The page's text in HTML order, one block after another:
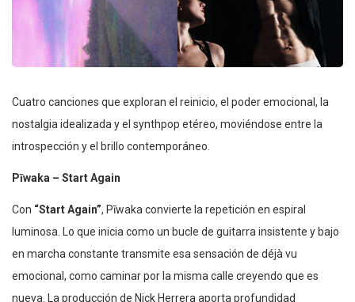
Cuatro canciones que exploran el reinicio, el poder emocional, la
nostalgia idealizada y el synthpop etéreo, moviéndose entre la
introspección y el brillo contemporáneo.
Pīwaka – Start Again
Con “Start Again”, Pīwaka convierte la repetición en espiral
luminosa. Lo que inicia como un bucle de guitarra insistente y bajo
en marcha constante transmite esa sensación de déjà vu
emocional, como caminar por la misma calle creyendo que es
nueva. La producción de Nick Herrera aporta profundidad